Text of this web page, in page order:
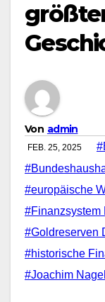
Von admin
FEB. 25, 2025
#europäische
#Finanzsystem
#Goldreserven
#historische
#Joachim Nagel